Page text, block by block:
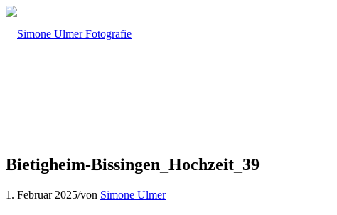
Bietigheim-Bissingen_Hochzeit_39
1. Februar 2025/von Simone Ulmer